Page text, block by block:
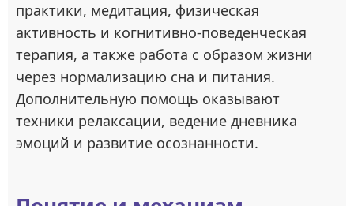
практики, медитация, физическая
активность и когнитивно-поведенческая
терапия, а также работа с образом жизни
через нормализацию сна и питания.
Дополнительную помощь оказывают
техники релаксации, ведение дневника
эмоций и развитие осознанности.